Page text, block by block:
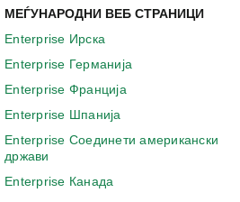
МЕЃУНАРОДНИ ВЕБ СТРАНИЦИ
Enterprise Ирска
Enterprise Германија
Enterprise Франција
Enterprise Шпанија
Enterprise Соединети американски
држави
Enterprise Канада